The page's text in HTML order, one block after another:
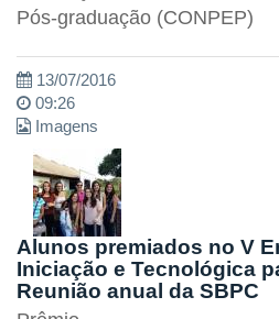
Pós-graduação (CONPEP)
13/07/2016
09:26
Imagens
Alunos premiados no V
Iniciação e Tecnológica
Reunião anual da SBPC